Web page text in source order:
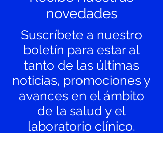
novedades
Suscríbete a nuestro
boletín para estar al
tanto de las últimas
noticias, promociones y
avances en el ámbito
de la salud y el
laboratorio clínico.